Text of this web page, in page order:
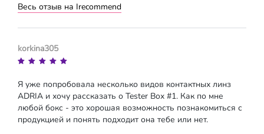
Весь отзыв на Irecommend
korkina305
Я уже попробовала несколько видов контактных линз
ADRIA и хочу рассказать о Tester Box #1. Как по мне
любой бокс - это хорошая возможность познакомиться с
продукцией и понять подходит она тебе или нет.